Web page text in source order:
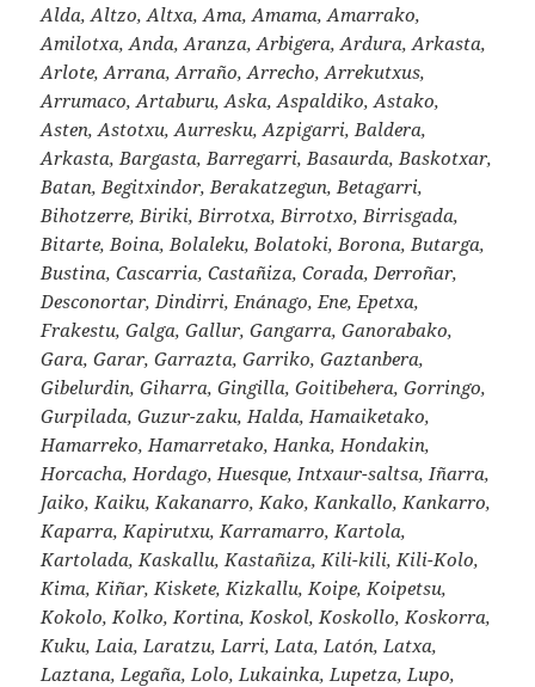
Alda, Altzo, Altxa, Ama, Amama, Amarrako,
Amilotxa, Anda, Aranza, Arbigera, Ardura, Arkasta,
Arlote, Arrana, Arraño, Arrecho, Arrekutxus,
Arrumaco, Artaburu, Aska, Aspaldiko, Astako,
Asten, Astotxu, Aurresku, Azpigarri, Baldera,
Arkasta, Bargasta, Barregarri, Basaurda, Baskotxar,
Batan, Begitxindor, Berakatzegun, Betagarri,
Bihotzerre, Biriki, Birrotxa, Birrotxo, Birrisgada,
Bitarte, Boina, Bolaleku, Bolatoki, Borona, Butarga,
Bustina, Cascarria, Castañiza, Corada, Derroñar,
Desconortar, Dindirri, Enánago, Ene, Epetxa,
Frakestu, Galga, Gallur, Gangarra, Ganorabako,
Gara, Garar, Garrazta, Garriko, Gaztanbera,
Gibelurdin, Giharra, Gingilla, Goitibehera, Gorringo,
Gurpilada, Guzur-zaku, Halda, Hamaiketako,
Hamarreko, Hamarretako, Hanka, Hondakin,
Horcacha, Hordago, Huesque, Intxaur-saltsa, Iñarra,
Jaiko, Kaiku, Kakanarro, Kako, Kankallo, Kankarro,
Kaparra, Kapirutxu, Karramarro, Kartola,
Kartolada, Kaskallu, Kastañiza, Kili-kili, Kili-Kolo,
Kima, Kiñar, Kiskete, Kizkallu, Koipe, Koipetsu,
Kokolo, Kolko, Kortina, Koskol, Koskollo, Koskorra,
Kuku, Laia, Laratzu, Larri, Lata, Latón, Latxa,
Laztana, Legaña, Lolo, Lukainka, Lupetza, Lupo,